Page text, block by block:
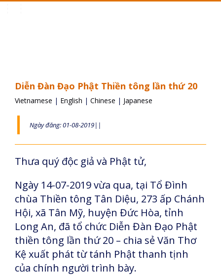
Diễn Đàn Đạo Phật Thiền tông lần thứ 20
Vietnamese | English | Chinese | Japanese
Ngày đăng: 01-08-2019||
Thưa quý độc giả và Phật tử,
Ngày 14-07-2019 vừa qua, tại Tổ Đình
chùa Thiền tông Tân Diệu, 273 ấp Chánh
Hội, xã Tân Mỹ, huyện Đức Hòa, tỉnh
Long An, đã tổ chức Diễn Đàn Đạo Phật
thiền tông lần thứ 20 – chia sẻ Văn Thơ
Kệ xuất phát từ tánh Phật thanh tịnh
của chính người trình bày.